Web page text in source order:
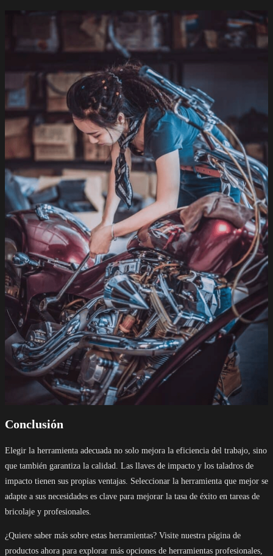
Conclusión
Elegir la herramienta adecuada no solo mejora la eficiencia del trabajo, sino
que también garantiza la calidad. Las llaves de impacto y los taladros de
impacto tienen sus propias ventajas. Seleccionar la herramienta que mejor se
adapte a sus necesidades es clave para mejorar la tasa de éxito en tareas de
bricolaje y profesionales.
¿Quiere saber más sobre estas herramientas? Visite nuestra página de
productos ahora para explorar más opciones de herramientas profesionales,